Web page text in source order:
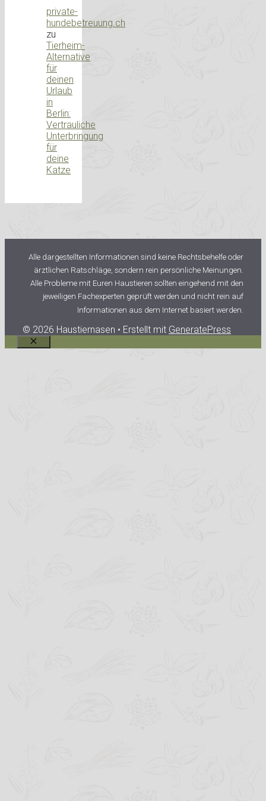
private-
hundebetreuung.ch
zu
Tierheim-
Alternative
für
deinen
Urlaub
in
Berlin:
Vertrauliche
Unterbringung
für
deine
Katze
Alle dargestellten Informationen sind keine Rechtsbehelfe oder
ärztlichen Ratschläge, sondern rein persönliche Meinungen.
Alle Probleme mit Euren Haustieren sollten eingehend mit den
jeweiligen Fachexperten geprüft werden und nicht rein auf
Informationen aus dem Internet basiert werden.
© 2026 Haustiernasen • Erstellt mit GeneratePress
Schließen